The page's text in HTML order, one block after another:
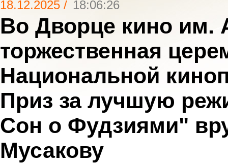
18.12.2025 / 18:06:26
Во Дворце кино им.
торжественная
Национальной
Приз за лучшую
Сон о Фудзиями"
Мусакову